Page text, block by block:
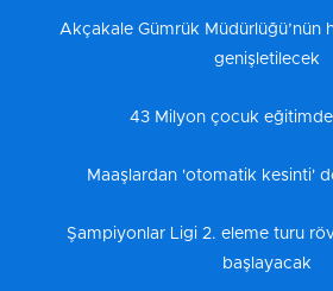
Akçakale Gümrük Müdürlüğü’nün
genişletilecek
43 Milyon çocuk
Maaşlardan 'otomatik kesinti'
Şampiyonlar Ligi 2. eleme turu
başlayacak